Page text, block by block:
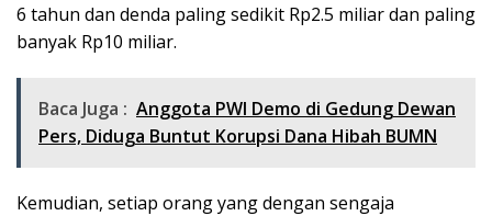
6 tahun dan denda paling sedikit Rp2.5 miliar dan paling
banyak Rp10 miliar.
Baca Juga : Anggota PWI Demo di Gedung Dewan
Pers, Diduga Buntut Korupsi Dana Hibah BUMN
Kemudian, setiap orang yang dengan sengaja